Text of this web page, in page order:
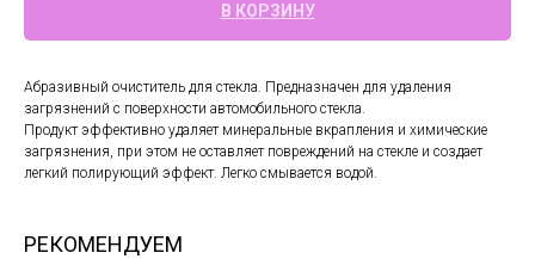
В КОРЗИНУ
Абразивный очиститель для стекла. Предназначен для удаления
загрязнений с поверхности автомобильного стекла.
Продукт эффективно удаляет минеральные вкрапления и химические
загрязнения, при этом не оставляет повреждений на стекле и создает
легкий полирующий эффект. Легко смывается водой.
РЕКОМЕНДУЕМ